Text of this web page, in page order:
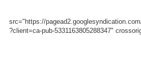
src="https://
?client=ca-pub-5331163805288347"